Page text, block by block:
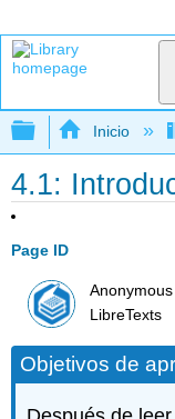
Expandir/
Inicio
4.1:
Page ID
Anonymous
LibreTexts
Objetivos de